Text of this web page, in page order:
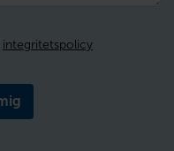
integritetspolicy